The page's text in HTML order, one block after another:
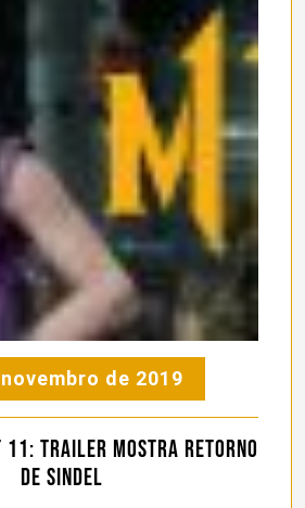
de 2019
11: trailer mostra retorno
de Sindel